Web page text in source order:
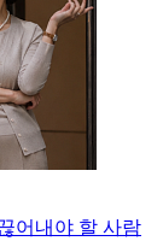
어내야 할 사람